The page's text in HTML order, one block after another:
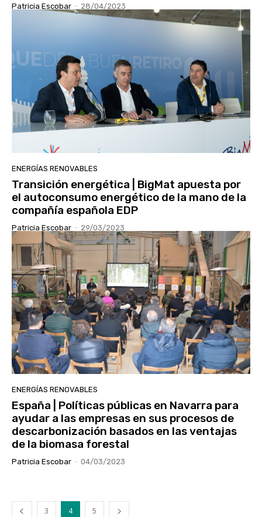
Patricia Escobar - 28/04/2023
ENERGÍAS RENOVABLES
Transición energética | BigMat apuesta por
el autoconsumo energético de la mano de la
compañía española EDP
Patricia Escobar - 29/03/2023
ENERGÍAS RENOVABLES
España | Políticas públicas en Navarra para
ayudar a las empresas en sus procesos de
descarbonización basados en las ventajas
de la biomasa forestal
Patricia Escobar - 04/03/2023
3 4 5